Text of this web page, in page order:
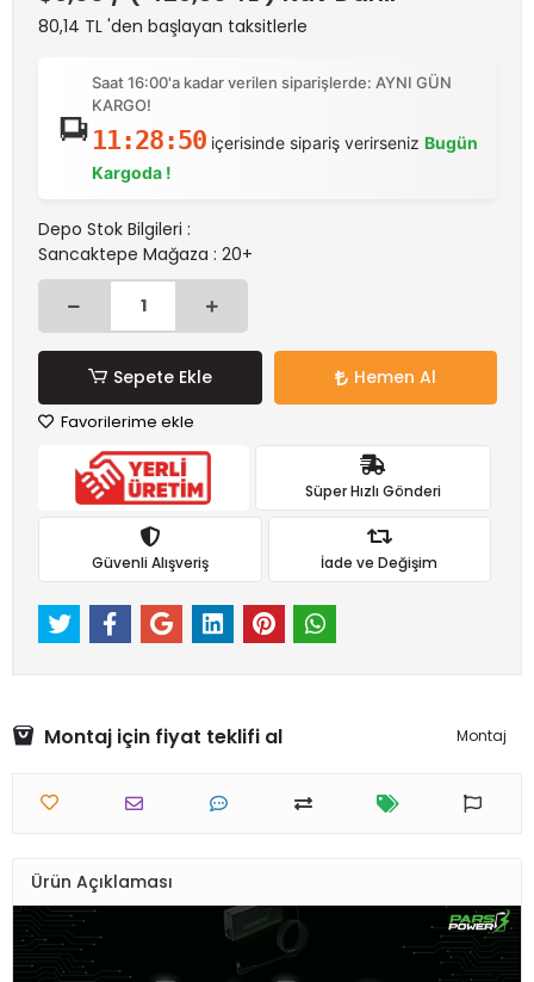
80,14 TL 'den başlayan taksitlerle
Saat 16:00'a kadar verilen siparişlerde: AYNI GÜN
KARGO!
11:28:50içerisinde sipariş verirseniz Bugün
Kargoda !
Depo Stok Bilgileri :
Sancaktepe Mağaza : 20+
Sepete Ekle Hemen Al
Favorilerime ekle
Süper Hızlı Gönderi
Güvenli Alışveriş İade ve Değişim
Montaj için fiyat teklifi al Montaj
Ürün Açıklaması